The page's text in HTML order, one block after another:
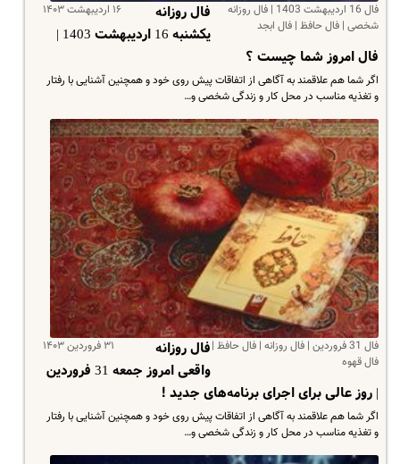
فال 16 اردیبهشت 1403 | فال روزانه
شخصی | فال حافظ | فال ابجد
۱۶ اردیبهشت ۱۴۰۳
فال روزانه
یکشنبه 16 اردیبهشت 1403 |
فال امروز شما چیست ؟
اگر شما هم علاقمند به آگاهی از اتفاقات پیش روی خود و همچنین آشنایی با رفتار
و تغذیه مناسب در محل کار و زندگی شخصی و…
فال 31 فروردین | فال روزانه | فال حافظ |
فال قهوه
۳۱ فروردین ۱۴۰۳
فال روزانه
واقعی امروز جمعه 31 فروردین
| روز عالی برای اجرای برنامه‌های جدید !
اگر شما هم علاقمند به آگاهی از اتفاقات پیش روی خود و همچنین آشنایی با رفتار
و تغذیه مناسب در محل کار و زندگی شخصی و…